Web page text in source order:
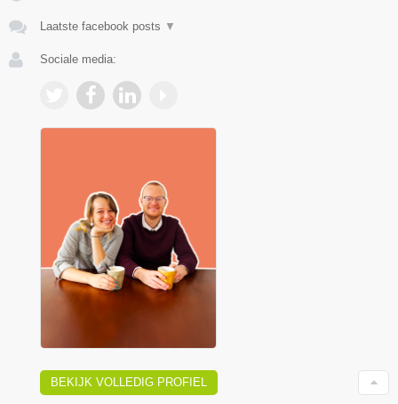
Laatste facebook posts ▼
Sociale media:
BEKIJK VOLLEDIG PROFIEL